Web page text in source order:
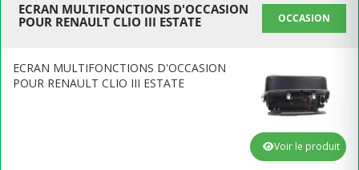
ECRAN MULTIFONCTIONS D'OCCASION
POUR RENAULT CLIO III ESTATE
OCCASION
ECRAN MULTIFONCTIONS D'OCCASION
POUR RENAULT CLIO III ESTATE
Voir le produit